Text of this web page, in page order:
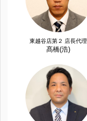
東越谷店第２ 店長代理
髙橋(浩)